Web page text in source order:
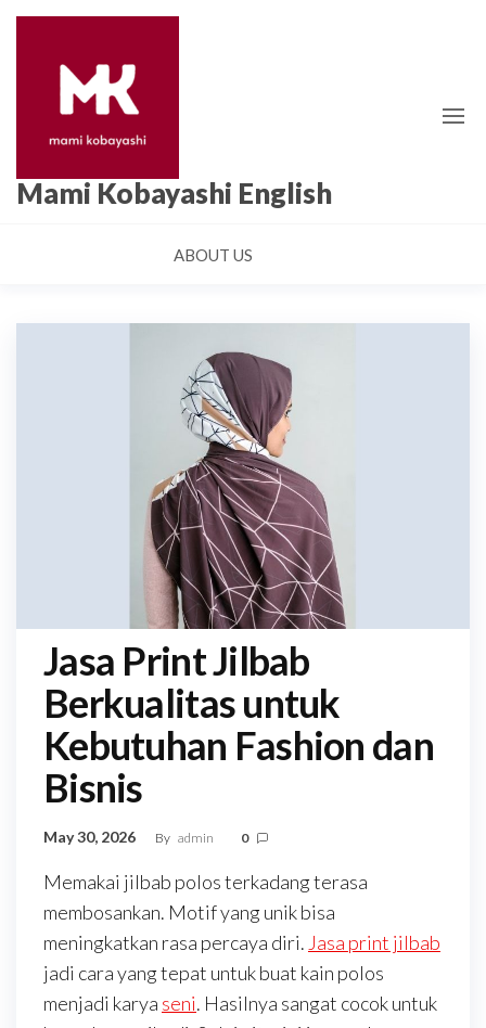
Skip
Mami Kobayashi English
ABOUT US
Jasa Print Jilbab
Berkualitas untuk
Kebutuhan Fashion dan
Bisnis
May 30, 2026 By admin 0
Memakai jilbab polos terkadang terasa
membosankan. Motif yang unik bisa
meningkatkan rasa percaya diri. Jasa print jilbab
jadi cara yang tepat untuk buat kain polos
menjadi karya seni. Hasilnya sangat cocok untuk